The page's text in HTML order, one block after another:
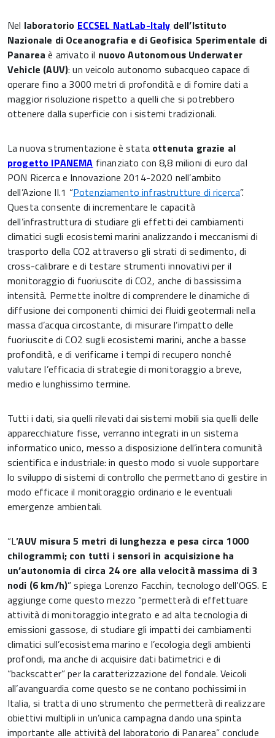
Nel laboratorio ECCSEL NatLab-Italy dell’Istituto
Nazionale di Oceanografia e di Geofisica Sperimentale di
Panarea è arrivato il nuovo Autonomous Underwater
Vehicle (AUV): un veicolo autonomo subacqueo capace di
operare fino a 3000 metri di profondità e di fornire dati a
maggior risoluzione rispetto a quelli che si potrebbero
ottenere dalla superficie con i sistemi tradizionali.
La nuova strumentazione è stata ottenuta grazie al
progetto IPANEMA finanziato con 8,8 milioni di euro dal
PON Ricerca e Innovazione 2014-2020 nell’ambito
dell’Azione II.1 “Potenziamento infrastrutture di ricerca”.
Questa consente di incrementare le capacità
dell’infrastruttura di studiare gli effetti dei cambiamenti
climatici sugli ecosistemi marini analizzando i meccanismi di
trasporto della CO2 attraverso gli strati di sedimento, di
cross-calibrare e di testare strumenti innovativi per il
monitoraggio di fuoriuscite di CO2, anche di bassissima
intensità. Permette inoltre di comprendere le dinamiche di
diffusione dei componenti chimici dei fluidi geotermali nella
massa d’acqua circostante, di misurare l’impatto delle
fuoriuscite di CO2 sugli ecosistemi marini, anche a basse
profondità, e di verificarne i tempi di recupero nonché
valutare l’efficacia di strategie di monitoraggio a breve,
medio e lunghissimo termine.
Tutti i dati, sia quelli rilevati dai sistemi mobili sia quelli delle
apparecchiature fisse, verranno integrati in un sistema
informatico unico, messo a disposizione dell’intera comunità
scientifica e industriale: in questo modo si vuole supportare
lo sviluppo di sistemi di controllo che permettano di gestire in
modo efficace il monitoraggio ordinario e le eventuali
emergenze ambientali.
“L’AUV misura 5 metri di lunghezza e pesa circa 1000
chilogrammi; con tutti i sensori in acquisizione ha
un’autonomia di circa 24 ore alla velocità massima di 3
nodi (6 km/h)” spiega Lorenzo Facchin, tecnologo dell’OGS. E
aggiunge come questo mezzo “permetterà di effettuare
attività di monitoraggio integrato e ad alta tecnologia di
emissioni gassose, di studiare gli impatti dei cambiamenti
climatici sull’ecosistema marino e l’ecologia degli ambienti
profondi, ma anche di acquisire dati batimetrici e di
“backscatter” per la caratterizzazione del fondale. Veicoli
all’avanguardia come questo se ne contano pochissimi in
Italia, si tratta di uno strumento che permetterà di realizzare
obiettivi multipli in un’unica campagna dando una spinta
importante alle attività del laboratorio di Panarea” conclude